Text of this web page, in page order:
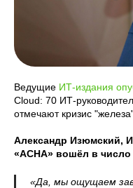
Ведущие ИТ-издания
Cloud: 70 ИТ-
отмечают кризис
Александр Изюмский,
«АСНА» вошёл в число
«Да, мы ощущаем